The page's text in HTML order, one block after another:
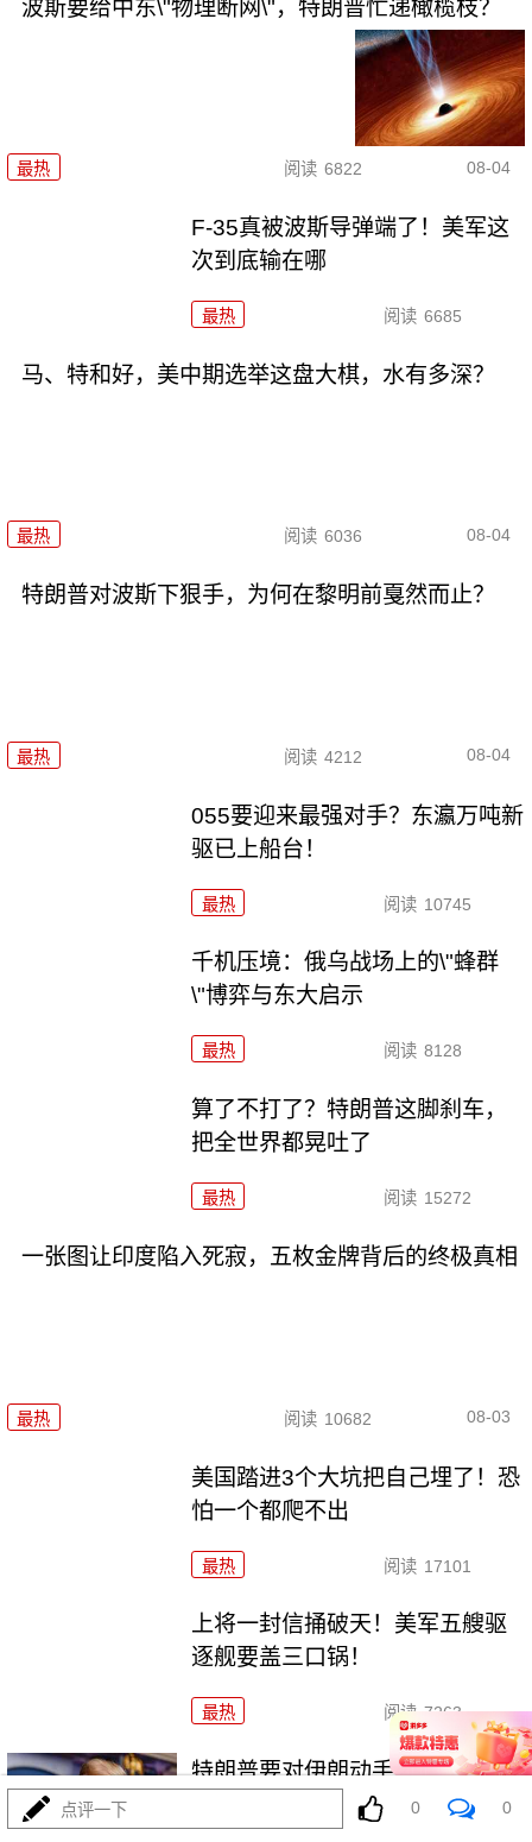
波斯要给中东\"物理断网\"，特朗普忙递橄榄枝？
最热 阅读 6822 08-04
F-35真被波斯导弹端了！美军这
次到底输在哪
最热 阅读 6685
马、特和好，美中期选举这盘大棋，水有多深？
最热 阅读 6036 08-04
特朗普对波斯下狠手，为何在黎明前戛然而止？
最热 阅读 4212 08-04
055要迎来最强对手？东瀛万吨新
驱已上船台！
最热 阅读 10745
千机压境：俄乌战场上的\"蜂群
\"博弈与东大启示
最热 阅读 8128
算了不打了？特朗普这脚刹车，
把全世界都晃吐了
最热 阅读 15272
一张图让印度陷入死寂，五枚金牌背后的终极真相
最热 阅读 10682 08-03
美国踏进3个大坑把自己埋了！恐
怕一个都爬不出
最热 阅读 17101
上将一封信捅破天！美军五艘驱
逐舰要盖三口锅！
最热 阅读 7263
特朗普要对伊朗动手？最狠的还
没来，最骚的来了
点评一下 0 0